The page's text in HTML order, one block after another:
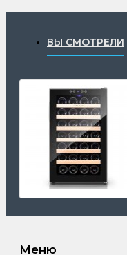
ВЫ СМОТРЕЛИ
Меню